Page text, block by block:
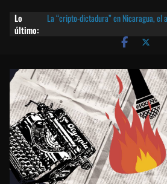
Lo
último:
La “cripto-dictadura” en Nicaragua, el
Agarrá tu POLLO FRITO, vamos a la
¡El partido único! Nicaragua, la Corea
Batman de Matagalpa
Las mentiras del Cardenal Leopoldo
¿Piratas de El Carmen en la India? El
¡O lo que queda!